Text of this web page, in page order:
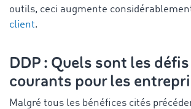
outils, ceci augmente
client.
DDP : Quels sont les
courants pour les
Malgré tous les bénéfices cités